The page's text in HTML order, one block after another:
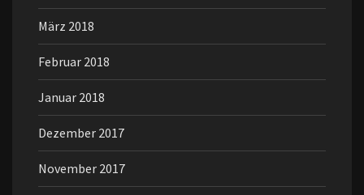
März 2018
Februar 2018
Januar 2018
Dezember 2017
November 2017